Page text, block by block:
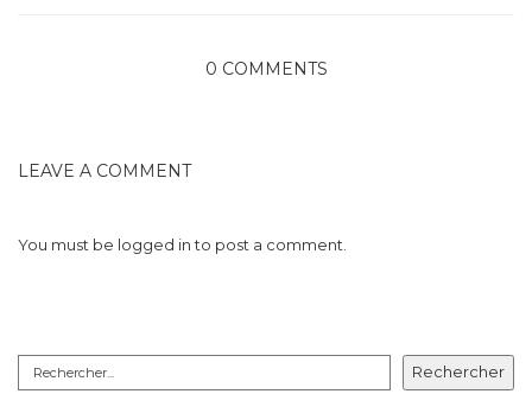
0 COMMENTS
LEAVE A COMMENT
You must be logged into post a comment.
Rechercher
Rechercher